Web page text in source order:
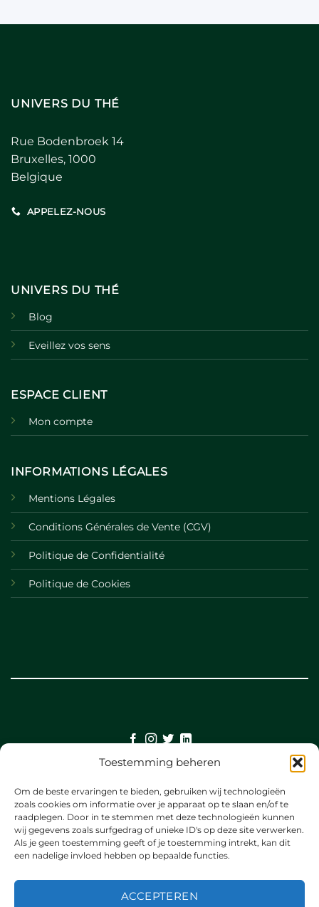
Toestemming beheren
Om de beste ervaringen te bieden, gebruiken wij technologieën
zoals cookies om informatie over je apparaat op te slaan en/of te
raadplegen. Door in te stemmen met deze technologieën kunnen
wij gegevens zoals surfgedrag of unieke ID's op deze site verwerken.
Als je geen toestemming geeft of je toestemming intrekt, kan dit
een nadelige invloed hebben op bepaalde functies.
ACCEPTEREN
UNIVERS DU THÉ
Rue Bodenbroek 14
Bruxelles, 1000
Belgique
APPELEZ-NOUS
UNIVERS DU THÉ
Blog
Eveillez vos sens
ESPACE CLIENT
Mon compte
INFORMATIONS LÉGALES
Mentions Légales
Conditions Générales de Vente (CGV)
Politique de Confidentialité
Politique de Cookies
2026 UX Themes
TERMS
PRIVACY